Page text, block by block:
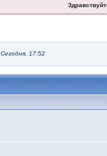
Сегодня, 17:52